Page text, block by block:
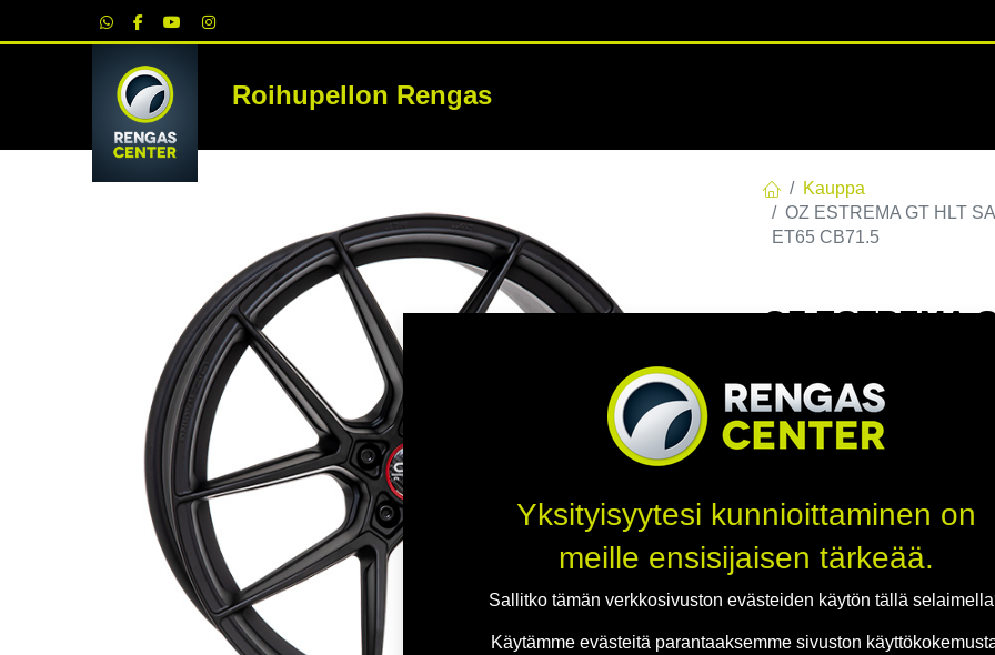
Roihupellon RengasRENKAAT
Kauppa
OZ ESTREMA GT HLT
ET65 CB71.5
OZ ESTREMA
CB71.5
EAN:8027529239171
Jaa
Toimitusehdot
Yksityisyytesi kunnioittaminen on
meille ensisijaisen tärkeää.
Sallitko tämän verkkosivuston evästeiden käytön tällä
Käytämme evästeitä parantaaksemme sivuston